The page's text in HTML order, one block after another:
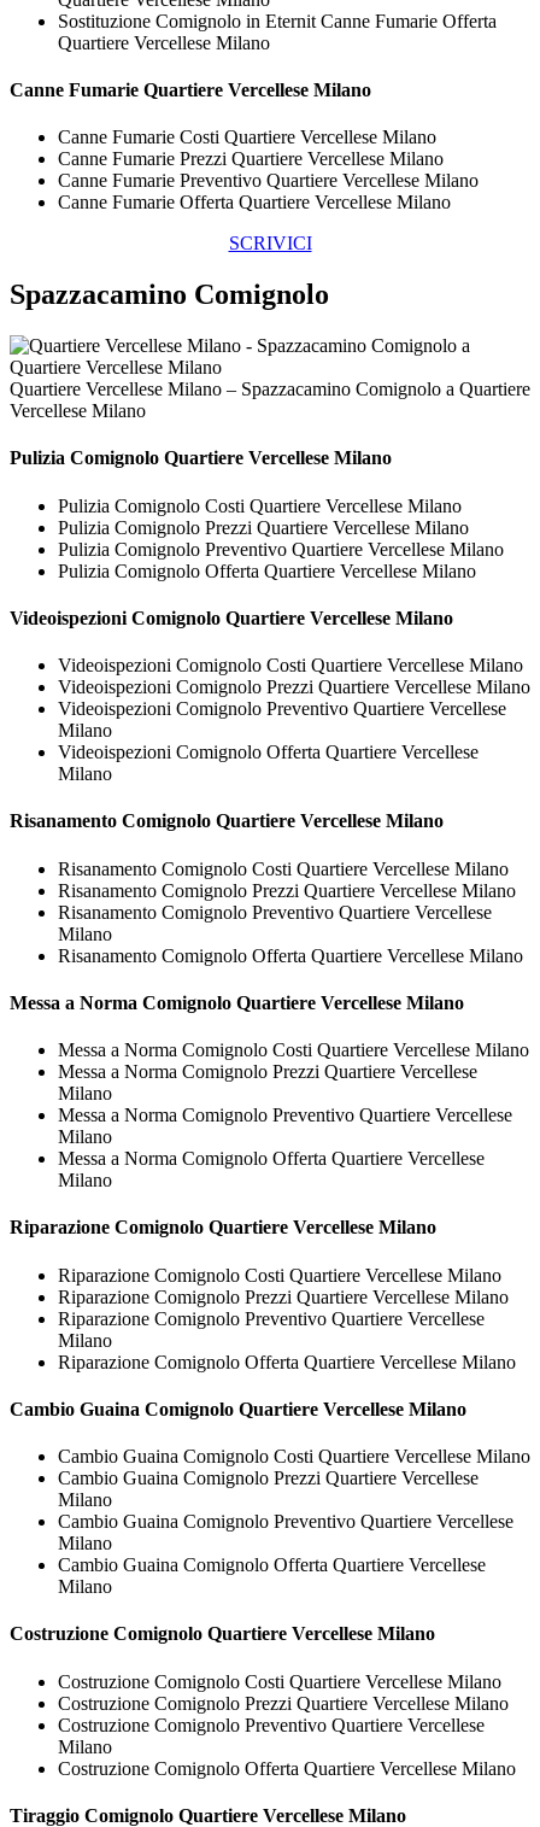
Sostituzione Comignolo in Eternit Canne Fumarie Offerta
Quartiere Vercellese Milano
Canne Fumarie Quartiere Vercellese Milano
Canne Fumarie Costi Quartiere Vercellese Milano
Canne Fumarie Prezzi Quartiere Vercellese Milano
Canne Fumarie Preventivo Quartiere Vercellese Milano
Canne Fumarie Offerta Quartiere Vercellese Milano
SCRIVICI
Spazzacamino Comignolo
Quartiere Vercellese Milano – Spazzacamino Comignolo a Quartiere
Vercellese Milano
Pulizia Comignolo Quartiere Vercellese Milano
Pulizia Comignolo Costi Quartiere Vercellese Milano
Pulizia Comignolo Prezzi Quartiere Vercellese Milano
Pulizia Comignolo Preventivo Quartiere Vercellese Milano
Pulizia Comignolo Offerta Quartiere Vercellese Milano
Videoispezioni Comignolo Quartiere Vercellese Milano
Videoispezioni Comignolo Costi Quartiere Vercellese Milano
Videoispezioni Comignolo Prezzi Quartiere Vercellese Milano
Videoispezioni Comignolo Preventivo Quartiere Vercellese
Milano
Videoispezioni Comignolo Offerta Quartiere Vercellese
Milano
Risanamento Comignolo Quartiere Vercellese Milano
Risanamento Comignolo Costi Quartiere Vercellese Milano
Risanamento Comignolo Prezzi Quartiere Vercellese Milano
Risanamento Comignolo Preventivo Quartiere Vercellese
Milano
Risanamento Comignolo Offerta Quartiere Vercellese Milano
Messa a Norma Comignolo Quartiere Vercellese Milano
Messa a Norma Comignolo Costi Quartiere Vercellese Milano
Messa a Norma Comignolo Prezzi Quartiere Vercellese
Milano
Messa a Norma Comignolo Preventivo Quartiere Vercellese
Milano
Messa a Norma Comignolo Offerta Quartiere Vercellese
Milano
Riparazione Comignolo Quartiere Vercellese Milano
Riparazione Comignolo Costi Quartiere Vercellese Milano
Riparazione Comignolo Prezzi Quartiere Vercellese Milano
Riparazione Comignolo Preventivo Quartiere Vercellese
Milano
Riparazione Comignolo Offerta Quartiere Vercellese Milano
Cambio Guaina Comignolo Quartiere Vercellese Milano
Cambio Guaina Comignolo Costi Quartiere Vercellese Milano
Cambio Guaina Comignolo Prezzi Quartiere Vercellese
Milano
Cambio Guaina Comignolo Preventivo Quartiere Vercellese
Milano
Cambio Guaina Comignolo Offerta Quartiere Vercellese
Milano
Costruzione Comignolo Quartiere Vercellese Milano
Costruzione Comignolo Costi Quartiere Vercellese Milano
Costruzione Comignolo Prezzi Quartiere Vercellese Milano
Costruzione Comignolo Preventivo Quartiere Vercellese
Milano
Costruzione Comignolo Offerta Quartiere Vercellese Milano
Tiraggio Comignolo Quartiere Vercellese Milano